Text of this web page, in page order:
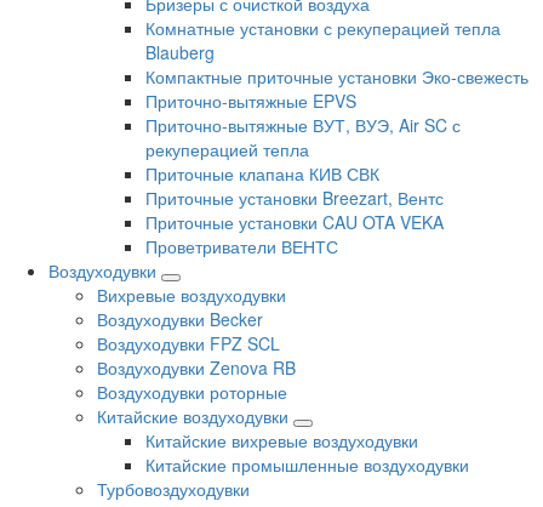
Комнатные установки с рекуперацией тепла
Blauberg
Компактные приточные установки Эко-свежесть
Приточно-вытяжные EPVS
Приточно-вытяжные ВУТ, ВУЭ, Air SC с
рекуперацией тепла
Приточные клапана КИВ СВК
Приточные установки Breezart, Вентс
Приточные установки CAU OTA VEKA
Проветриватели ВЕНТС
Воздуходувки
Вихревые воздуходувки
Воздуходувки Becker
Воздуходувки FPZ SCL
Воздуходувки Zenova RB
Воздуходувки роторные
Китайские воздуходувки
Китайские вихревые воздуходувки
Китайские промышленные воздуходувки
Турбовоздуходувки